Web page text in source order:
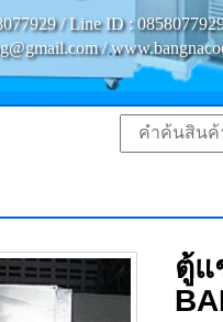
/ Line ID :
/
ตู้แ